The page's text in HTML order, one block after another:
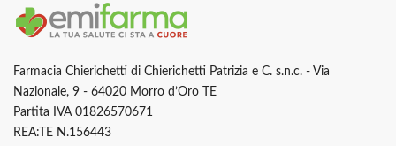
Farmacia Chierichetti di Chierichetti Patrizia e C. s.n.c. - Via
Nazionale, 9 - 64020 Morro d’Oro TE
Partita IVA 01826570671
REA:TE N.156443